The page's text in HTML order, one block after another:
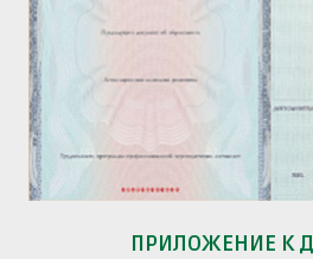
ПРИЛОЖЕНИЕ К